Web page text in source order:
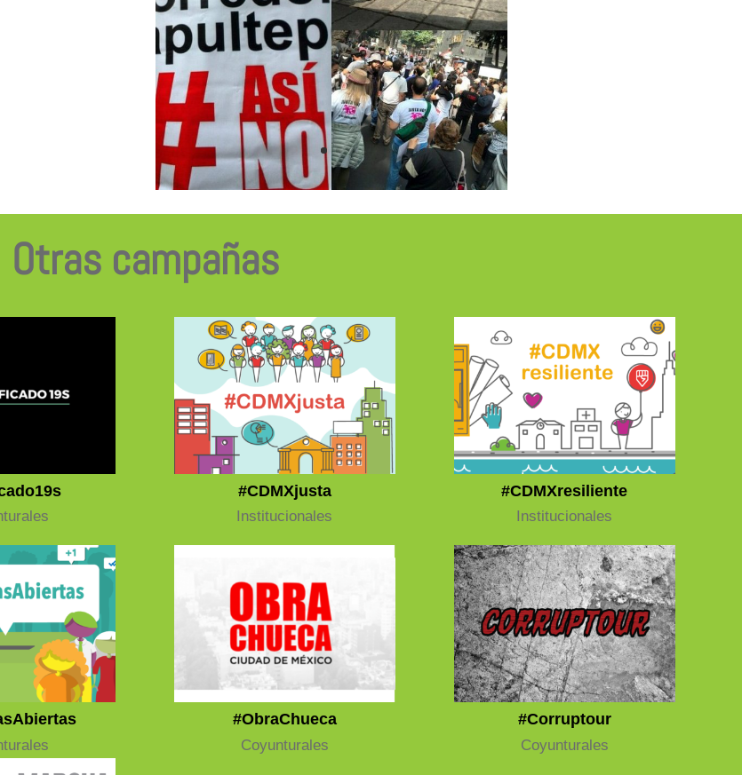
Otras campañas
#CDMXjusta
Institucionales
#CDMXresiliente
Institucionales
#ObraChueca
Coyunturales
#Corruptour
Coyunturales